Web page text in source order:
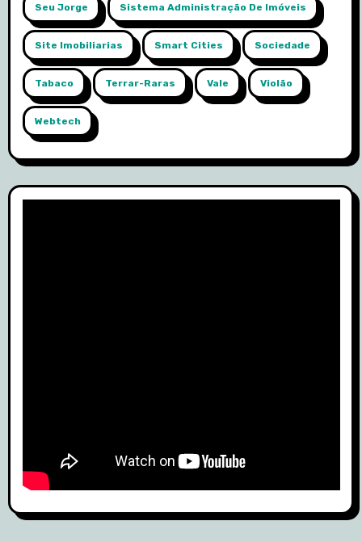
Seu Jorge Sistema Administração De Imóveis
Site Imobiliarias Smart Cities Sociedade
Tabaco Terrar-Raras Vale Violão
Webtech